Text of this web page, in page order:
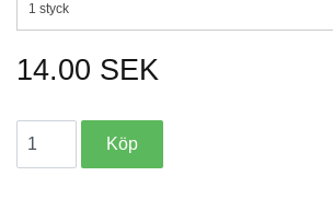
1 styck
14.00 SEK